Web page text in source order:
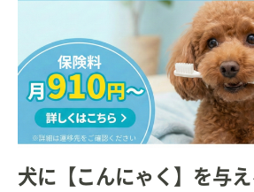
犬に【こんにゃく】を与